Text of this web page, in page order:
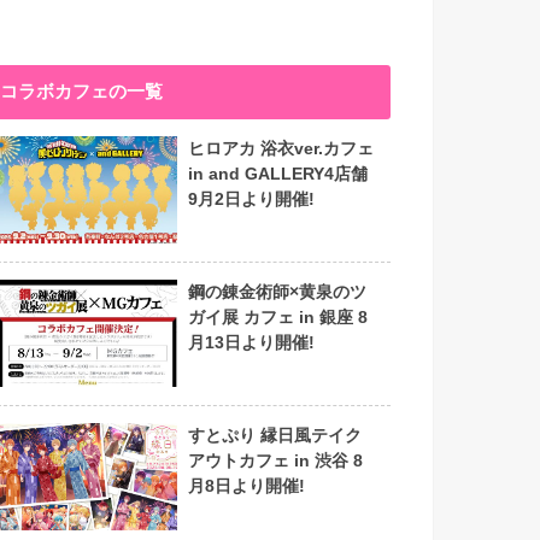
コラボカフェの一覧
ヒロアカ 浴衣ver.カフェ
in and GALLERY4店舗
9月2日より開催!
鋼の錬金術師×黄泉のツ
ガイ展 カフェ in 銀座 8
月13日より開催!
すとぷり 縁日風テイク
アウトカフェ in 渋谷 8
月8日より開催!